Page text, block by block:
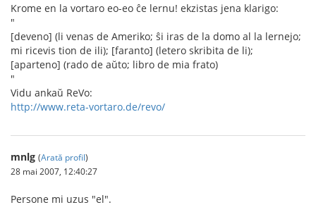
Krome en la vortaro eo-eo ĉe lernu! ekzistas jena klarigo:
"
[deveno] (li venas de Ameriko; ŝi iras de la domo al la lernejo;
mi ricevis tion de ili); [faranto] (letero skribita de li);
[aparteno] (rado de aŭto; libro de mia frato)
"
Vidu ankaŭ ReVo:
http://www.reta-vortaro.de/revo/
mnlg (Arată profil)
28 mai 2007, 12:40:27
Persone mi uzus "el".